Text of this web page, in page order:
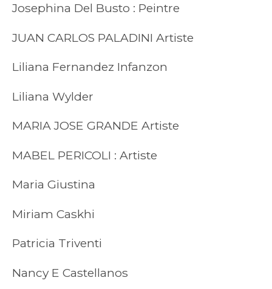
Josephina Del Busto : Peintre
JUAN CARLOS PALADINI Artiste
Liliana Fernandez Infanzon
Liliana Wylder
MARIA JOSE GRANDE Artiste
MABEL PERICOLI : Artiste
Maria Giustina
Miriam Caskhi
Patricia Triventi
Nancy E Castellanos